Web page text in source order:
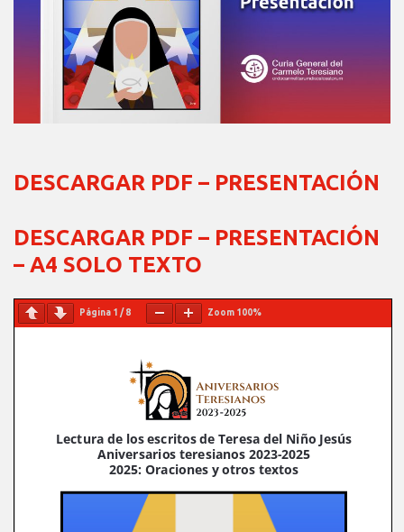
DESCARGAR PDF – PRESENTACIÓN
DESCARGAR PDF – PRESENTACIÓN
– A4 SOLO TEXTO
Página 1 /8 Zoom 100%